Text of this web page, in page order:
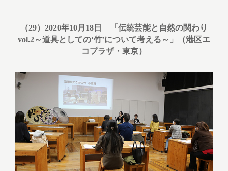
（29）2020年10月18日 「伝統芸能と自然の関わり
vol.2～道具としての‘竹’について考える～」（港区エ
コプラザ・東京）